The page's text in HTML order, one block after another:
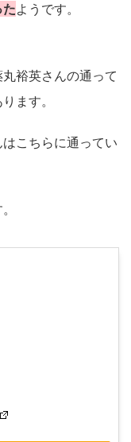
ようです。
裕英さんの通って
ます。
こちらに通ってい